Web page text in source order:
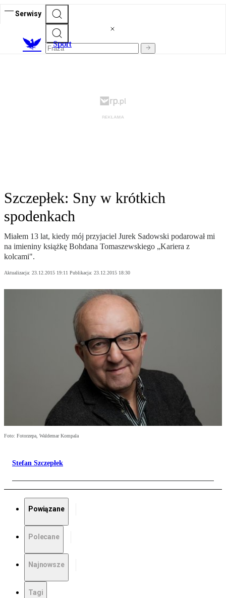
Serwisy
Sport
Szczepłek: Sny w krótkich
spodenkach
Miałem 13 lat, kiedy mój przyjaciel Jurek Sadowski podarował mi
na imieniny książkę Bohdana Tomaszewskiego „Kariera z
kolcami".
Aktualizacja: 23.12.2015 19:11 Publikacja: 23.12.2015 18:30
Foto: Fotorzepa, Waldemar Kompala
Stefan Szczepłek
Powiązane
Polecane
Najnowsze
Tagi